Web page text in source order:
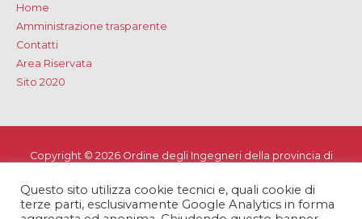
Home
Amministrazione trasparente
Contatti
Area Riservata
Sito 2020
Copyright © 2026 Ordine degli Ingegneri della provincia di
Privacy e Cookie Policy-Note Legali -Dichiarazione di
accessibilità
Questo sito utilizza cookie tecnici e, quali cookie di
terze parti, esclusivamente Google Analytics in forma